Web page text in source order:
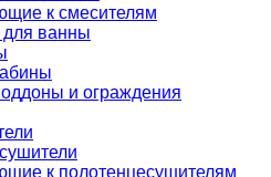
к смесителям
ванны
и ограждения
к полотенцесушителям